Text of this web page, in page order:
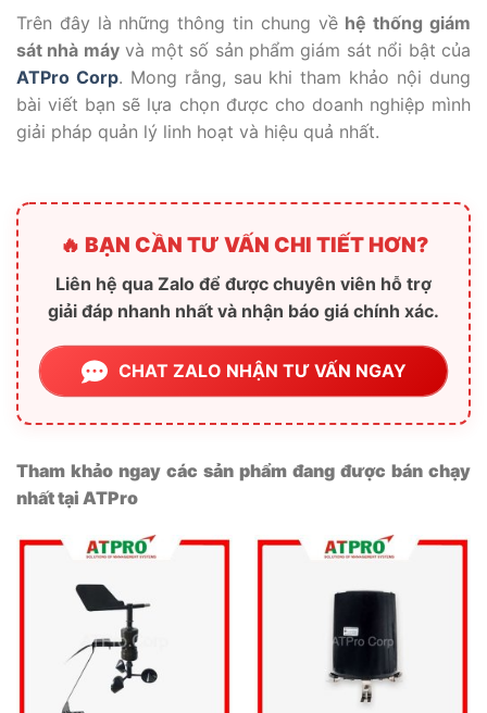
Trên đây là những thông tin chung về hệ thống giám
sát nhà máyvà một số sản phẩm giám sát nổi bật của
ATPro Corp. Mong rằng, sau khi tham khảo nội dung
bài viết bạn sẽ lựa chọn được cho doanh nghiệp mình
giải pháp quản lý linh hoạt và hiệu quả nhất.
🔥 BẠN CẦN TƯ VẤN CHI TIẾT HƠN?
Liên hệ qua Zalo để được chuyên viên hỗ trợ
giải đáp nhanh nhất và nhận báo giá chính xác.
CHAT ZALO NHẬN TƯ VẤN NGAY
Tham khảo ngay các sản phẩm đang được bán chạy
nhất tại ATPro